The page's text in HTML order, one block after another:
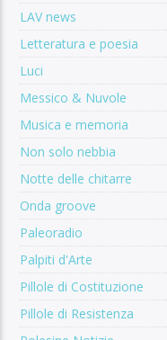
LAV news
Letteratura e poesia
Luci
Messico & Nuvole
Musica e memoria
Non solo nebbia
Notte delle chitarre
Onda groove
Paleoradio
Palpiti d'Arte
Pillole di Costituzione
Pillole di Resistenza